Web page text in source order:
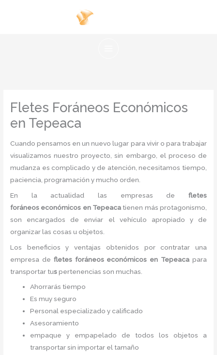
Fletes Foráneos Económicos
en Tepeaca
Cuando pensamos en un nuevo lugar para vivir o para trabajar
visualizamos nuestro proyecto, sin embargo, el proceso de
mudanza es complicado y de atención, necesitamos tiempo,
paciencia, programación y mucho orden.
En la actualidad las empresas de fletes
foráneos económicos en Tepeaca tienen más protagonismo,
son encargados de enviar el vehículo apropiado y de
organizar las cosas u objetos.
Los beneficios y ventajas obtenidos por contratar una
empresa de fletes foráneos económicos en Tepeaca para
transportar tuspertenencias son muchas.
Ahorrarás tiempo
Es muy seguro
Personal especializado y calificado
Asesoramiento
empaque y empapelado de todos los objetos a
transportar sin importar el tamaño